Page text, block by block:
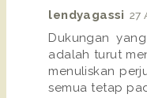
lendyagassi 27
Dukungan
adalah turut
menuliskan
semua tetap